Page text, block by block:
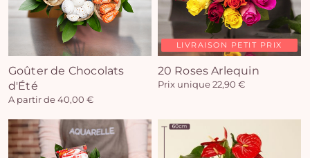
Goûter de Chocolats
d'Été
A partir de 40,00 €
LIVRAISON PETIT PRIX
20 Roses Arlequin
Prix unique 22,90 €